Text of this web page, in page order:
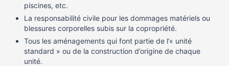
piscines, etc.
La responsabilité civile pour les dommages matériels ou
blessures corporelles subis sur la copropriété.
Tous les aménagements qui font partie de l’« unité
standard » ou de la construction d’origine de chaque
unité.